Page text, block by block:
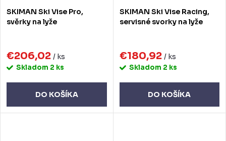
d
k
t
v
d
k
v
SKIMAN Ski Vise Pro,
svěrky na lyže
€206,02 / ks
Skladom 2 ks
DO KOŠÍKA
SKIMAN Ski Vise Racing,
servisné svorky na lyže
€180,92 / ks
Skladom 2 ks
DO KOŠÍKA